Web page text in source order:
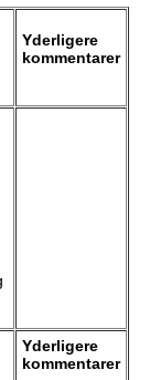
Yderligere
kommentarer
Yderligere
kommentarer